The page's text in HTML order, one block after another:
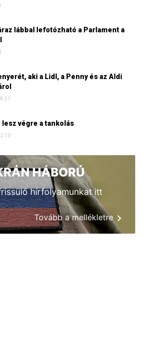
lábbal lefotózható a Parlament a
aki a Lidl, a Penny és az Aldi
végre a tankolás
HÁBORÚ
hírfolyamunkat itt
Tovább a mellékletre